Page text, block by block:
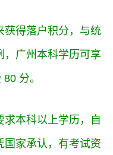
获得落户积分，与统
，广州本科学历可享
分。
本科以上学历，自
国家承认，有考试资